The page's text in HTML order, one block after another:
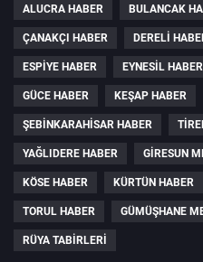
ALUCRA HABER BULANCAK
ÇANAKÇI HABER DERELI
ESPIYE HABER EYNESIL HABER
GÜCE HABER KEŞAP HABER
ŞEBINKARAHISAR HABER
YAĞLIDERE HABER GIRESUN
KÖSE HABER KÜRTÜN HABER
TORUL HABER GÜMÜŞHANE
RÜYA TABIRLERI